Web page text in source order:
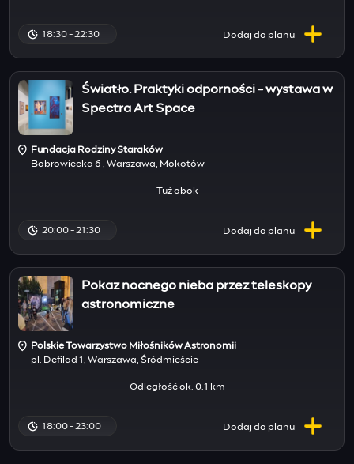
18:30 - 22:30 Dodaj do planu
Światło. Praktyki odporności - wystawa w
Spectra Art Space
Fundacja Rodziny Staraków
Bobrowiecka 6 , Warszawa, Mokotów
Tuż obok
20:00 - 21:30 Dodaj do planu
Pokaz nocnego nieba przez teleskopy
astronomiczne
Polskie Towarzystwo Miłośników Astronomii
pl. Defilad 1, Warszawa, Śródmieście
Odległość ok. 0.1 km
18:00 - 23:00 Dodaj do planu